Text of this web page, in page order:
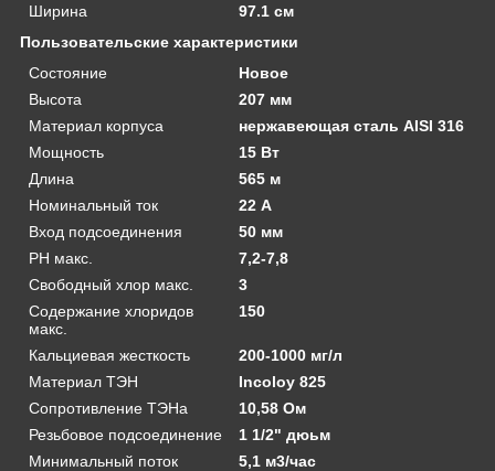
Ширина
97.1 см
Пользовательские характеристики
Состояние
Новое
Высота
207 мм
Материал корпуса
нержавеющая сталь AISI 316
Мощность
15 Вт
Длина
565 м
Номинальный ток
22 А
Вход подсоединения
50 мм
PH макс.
7,2-7,8
Свободный хлор макс.
3
Содержание хлоридов
макс.
150
Кальциевая жесткость
200-1000 мг/л
Материал ТЭН
Incoloy 825
Сопротивление ТЭНа
10,58 Ом
Резьбовое подсоединение
1 1/2" дюьм
Минимальный поток
5,1 м3/час